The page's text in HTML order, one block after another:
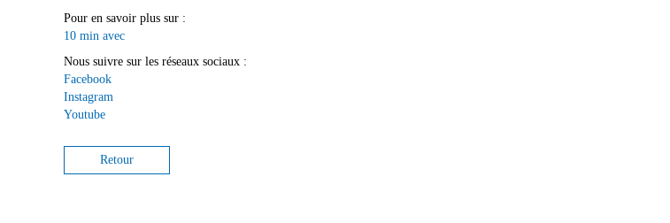
Pour en savoir plus sur :
10 min avec
Nous suivre sur les réseaux sociaux :
Facebook
Instagram
Youtube
Retour